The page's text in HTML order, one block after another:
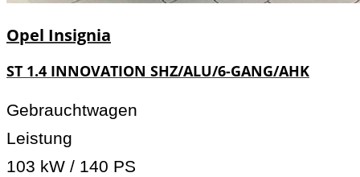
Opel Insignia
ST 1.4 INNOVATION SHZ/ALU/6-GANG/AHK
Gebrauchtwagen
Leistung
103 kW / 140 PS